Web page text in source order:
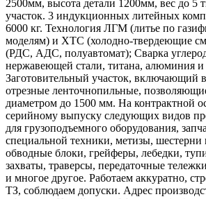
2500мм, высота детали 1200мм, вес до 5
участок. 3 индукционных литейных
6000 кг. Технология ЛГМ (литье по
моделям) и ХТС (холодно-твердеющие
(РДС, АДС, полуавтомат); Сварка
нержавеющей стали, титана, алюминия и
Заготовительный участок, включающий
отрезные ленточнопильные, позволяющие
диаметром до 1500 мм. На контрактной
серийному выпуску следующих видов
для грузоподъемного оборудования,
специальной техники, метизы, шестерни
обводные блоки, грейферы, лебедки,
захваты, траверсы, передаточные
и многое другое. Работаем аккуратно,
ТЗ, соблюдаем допуски. Адрес